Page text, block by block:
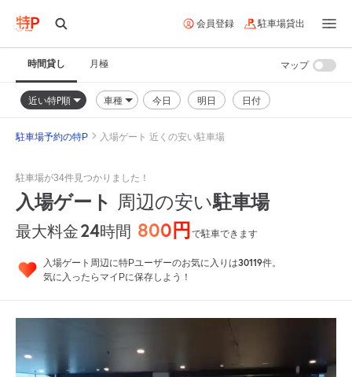
会員登録 駐車場貸出
時間貸し 月極
近い特P順 車種 今日 明日 日付
マップ
駐車場予約の特P 入場ゲート 近くの安い駐車場
駐車場が34件見つかりました！
入場ゲート 周辺の安い駐車場
最大料金24時間 800円で駐車できます
入場ゲート周辺に特Pユーザーのお気に入りは30119件。
気に入ったらマイPに保存しよう！